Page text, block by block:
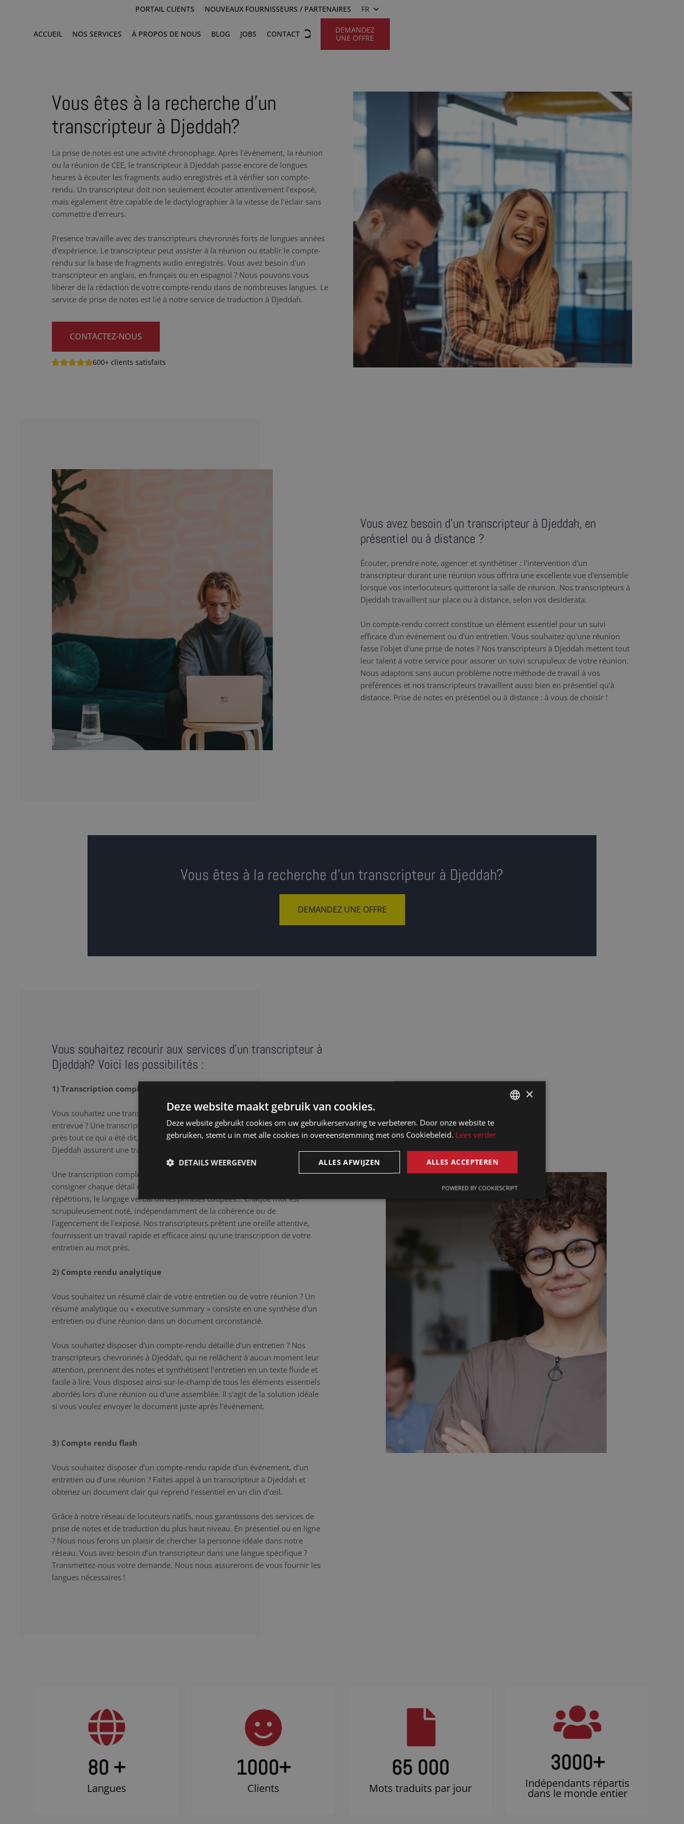
PORTAIL CLIENTS NOUVEAUX FOURNISSEURS / PARTENAIRES FR
ACCUEIL NOS SERVICES À PROPOS DE NOUS BLOG JOBS CONTACT
DEMANDEZ
UNE OFFRE
Vous êtes à la recherche d’un
transcripteur à Djeddah?
La prise de notes est une activité chronophage. Après l'événement, la réunion
ou la réunion de CEE, le transcripteur à Djeddah passe encore de longues
heures à écouter les fragments audio enregistrés et à vérifier son compte-
rendu. Un transcripteur doit non seulement écouter attentivement l'exposé,
mais également être capable de le dactylographier à la vitesse de l'éclair sans
commettre d'erreurs.
Presence travaille avec des transcripteurs chevronnés forts de longues années
d'expérience. Le transcripteur peut assister à la réunion ou établir le compte-
rendu sur la base de fragments audio enregistrés. Vous avez besoin d'un
transcripteur en anglais, en français ou en espagnol ? Nous pouvons vous
libérer de la rédaction de votre compte-rendu dans de nombreuses langues. Le
service de prise de notes est lié à notre service de traduction à Djeddah.
CONTACTEZ-NOUS
600+ clients satisfaits
Vous avez besoin d’un transcripteur à Djeddah, en
présentiel ou à distance ?
Écouter, prendre note, agencer et synthétiser : l'intervention d'un
transcripteur durant une réunion vous offrira une excellente vue d'ensemble
lorsque vos interlocuteurs quitteront la salle de réunion. Nos transcripteurs à
Djeddah travaillent sur place ou à distance, selon vos desiderata.
Un compte-rendu correct constitue un élément essentiel pour un suivi
efficace d'un événement ou d'un entretien. Vous souhaitez qu'une réunion
fasse l'objet d'une prise de notes ? Nos transcripteurs à Djeddah mettent tout
leur talent à votre service pour assurer un suivi scrupuleux de votre réunion.
Nous adaptons sans aucun problème notre méthode de travail à vos
préférences et nos transcripteurs travaillent aussi bien en présentiel qu'à
distance. Prise de notes en présentiel ou à distance : à vous de choisir !
Vous êtes à la recherche d’un transcripteur à Djeddah?
DEMANDEZ UNE OFFRE
Vous souhaitez recourir aux services d'un transcripteur à
Djeddah? Voici les possibilités :
1) Transcription complète
Vous souhaitez une transcription verbatim de votre réunion, entretien ou
entrevue ? Une transcription complète ou « full transcript » reprend au mot
près tout ce qui a été dit, y compris les 'hum’ et les ‘euh’. Nos transcripteurs à
Djeddah assurent une transcription correcte et détaillée.
Une transcription complète constitue la solution idéale si vous souhaitez
consigner chaque détail de l'entretien au mot près. Les tics de langage, les
répétitions, le langage verbal ou les phrases coupées... Chaque mot est
scrupuleusement noté, indépendamment de la cohérence ou de
l'agencement de l'exposé. Nos transcripteurs prêtent une oreille attentive,
fournissent un travail rapide et efficace ainsi qu'une transcription de votre
entretien au mot près.
2) Compte rendu analytique
Vous souhaitez un résumé clair de votre entretien ou de votre réunion ? Un
résumé analytique ou « executive summary » consiste en une synthèse d'un
entretien ou d'une réunion dans un document circonstancié.
Vous souhaitez disposer d'un compte-rendu détaillé d'un entretien ? Nos
transcripteurs chevronnés à Djeddah, qui ne relâchent à aucun moment leur
attention, prennent des notes et synthétisent l'entretien en un texte fluide et
facile à lire. Vous disposez ainsi sur-le-champ de tous les éléments essentiels
abordés lors d'une réunion ou d'une assemblée. Il s'agit de la solution idéale
si vous voulez envoyer le document juste après l'événement.
3) Compte rendu flash
Vous souhaitez disposer d’un compte-rendu rapide d’un événement, d’un
entretien ou d’une réunion ? Faites appel à un transcripteur à Djeddah et
obtenez un document clair qui reprend l’essentiel en un clin d'œil.
Grâce à notre réseau de locuteurs natifs, nous garantissons des services de
prise de notes et de traduction du plus haut niveau. En présentiel ou en ligne
? Nous nous ferons un plaisir de chercher la personne idéale dans notre
réseau. Vous avez besoin d’un transcripteur dans une langue spécifique ?
Transmettez-nous votre demande. Nous nous assurerons de vous fournir les
langues nécessaires !
80 +
Langues
1000+
Clients
65 000
Mots traduits par jour
3000+
Indépendants répartis
dans le monde entier
FRENCH
ENGLISH
×
Deze website maakt gebruik van cookies.
Deze website gebruikt cookies om uw gebruikerservaring te verbeteren. Door onze website te
gebruiken, stemt u in met alle cookies in overeenstemming met ons Cookiebeleid. Lees verder
ALLES ACCEPTEREN
ALLES AFWIJZEN
DETAILS WEERGEVEN
POWERED BY COOKIESCRIPT